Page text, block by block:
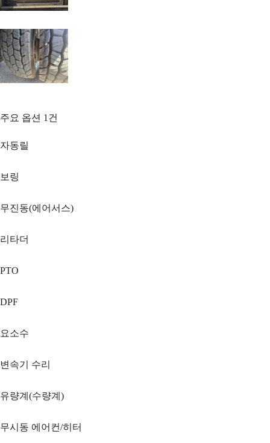
주요 옵션 1 건
자동릴
보링
무진동(에어서스)
리타더
PTO
DPF
요소수
변속기 수리
유량계(수량계)
무시동 에어컨/히터